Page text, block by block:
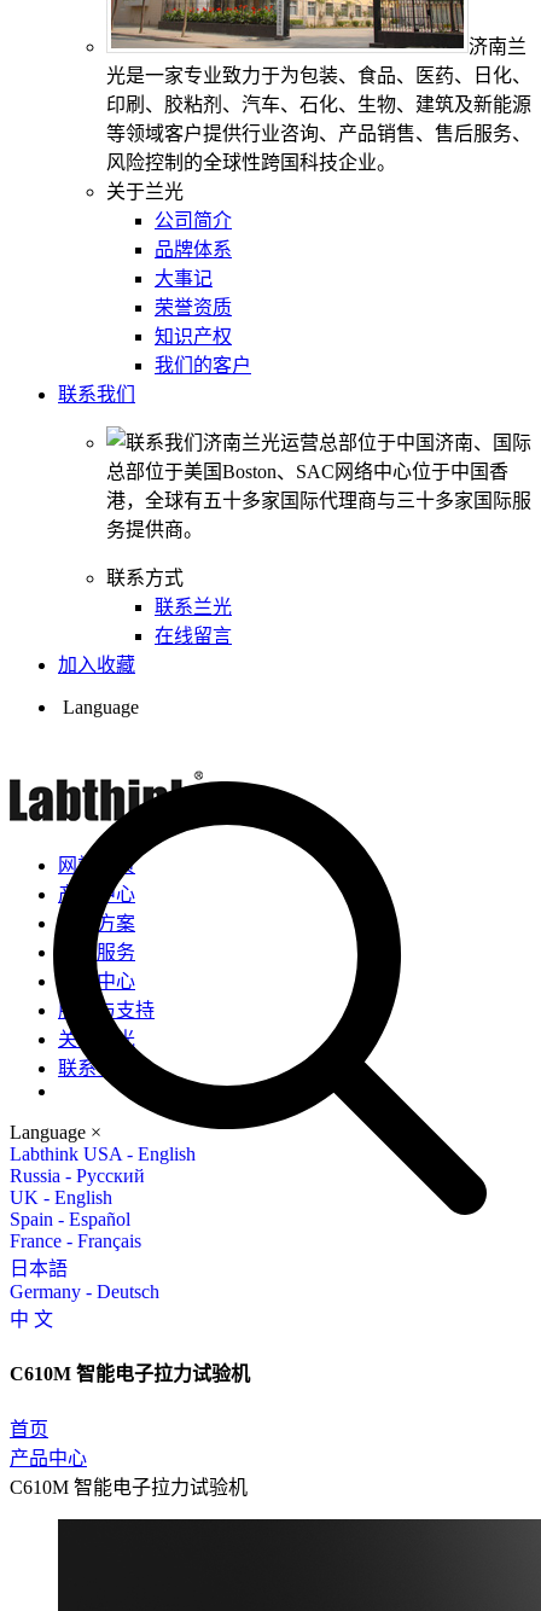
济南兰
光是一家专业致力于为包装、食品、医药、日化、
印刷、胶粘剂、汽车、石化、生物、建筑及新能源
等领域客户提供行业咨询、产品销售、售后服务、
风险控制的全球性跨国科技企业。
关于兰光
公司简介
品牌体系
大事记
荣誉资质
知识产权
我们的客户
联系我们
济南兰光运营总部位于中国济南、国际
总部位于美国Boston、SAC网络中心位于中国香
港，全球有五十多家国际代理商与三十多家国际服
务提供商。
联系方式
联系兰光
在线留言
加入收藏
Language
网站首页
产品中心
解决方案
检测服务
新闻中心
服务与支持
关于兰光
联系我们
Language ×
Labthink USA - English
Russia - Русский
UK - English
Spain - Español
France - Français
日本語
Germany - Deutsch
中 文
C610M 智能电子拉力试验机
首页
产品中心
C610M 智能电子拉力试验机